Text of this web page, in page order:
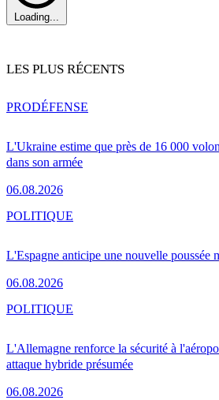
Loading...
LES PLUS RÉCENTS
L'Ukraine estime que près de 16 000
dans son armée
06.08.2026
PRODÉFENSE
L'Espagne anticipe une nouvelle poussée
06.08.2026
POLITIQUE
L'Allemagne renforce la sécurité à
attaque hybride présumée
06.08.2026
POLITIQUE